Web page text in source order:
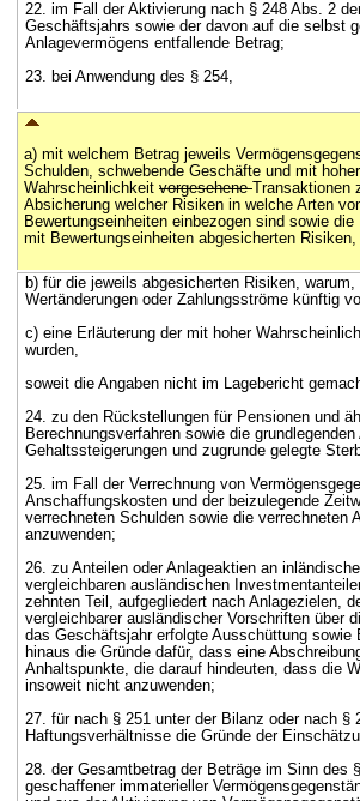
22. im Fall der Aktivierung nach § 248 Abs. 2
Geschäftsjahrs sowie der davon auf die selbst
Anlagevermögens entfallende Betrag;
23. bei Anwendung des § 254,
a) mit welchem Betrag jeweils
Schulden, schwebende Geschäfte und mit hoher
Wahrscheinlichkeit vorgesehene Transaktionen
Absicherung welcher Risiken in welche Arten
Bewertungseinheiten einbezogen sind sowie die
mit Bewertungseinheiten abgesicherten Risiken,
b) für die jeweils abgesicherten Risiken,
Wertänderungen oder Zahlungsströme künftig
c) eine Erläuterung der mit hoher
wurden,
soweit die Angaben nicht im Lagebericht
24. zu den Rückstellungen für Pensionen und
Berechnungsverfahren sowie die
Gehaltssteigerungen und zugrunde gelegte
25. im Fall der Verrechnung von
Anschaffungskosten und der beizulegende
verrechneten Schulden sowie die verrechneten
anzuwenden;
26. zu Anteilen oder Anlageaktien an
vergleichbaren ausländischen
zehnten Teil, aufgegliedert nach Anlagezielen,
vergleichbarer ausländischer Vorschriften über
das Geschäftsjahr erfolgte Ausschüttung
hinaus die Gründe dafür, dass eine
Anhaltspunkte, die darauf hindeuten, dass die
insoweit nicht anzuwenden;
27. für nach § 251 unter der Bilanz oder nach §
Haftungsverhältnisse die Gründe der
28. der Gesamtbetrag der Beträge im Sinn des
geschaffener immaterieller